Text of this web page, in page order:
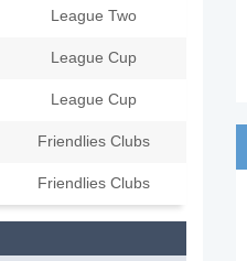
League Two
League Cup
League Cup
Friendlies Clubs
Friendlies Clubs